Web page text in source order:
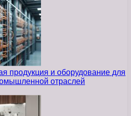
продукция и оборудование для
отраслей